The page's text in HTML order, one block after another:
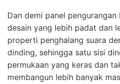
Dan demi panel
desain yang lebih padat dan
properti penghalang suara
dinding, sehingga satu sisi
permukaan yang keras dan
membangun lebih banyak